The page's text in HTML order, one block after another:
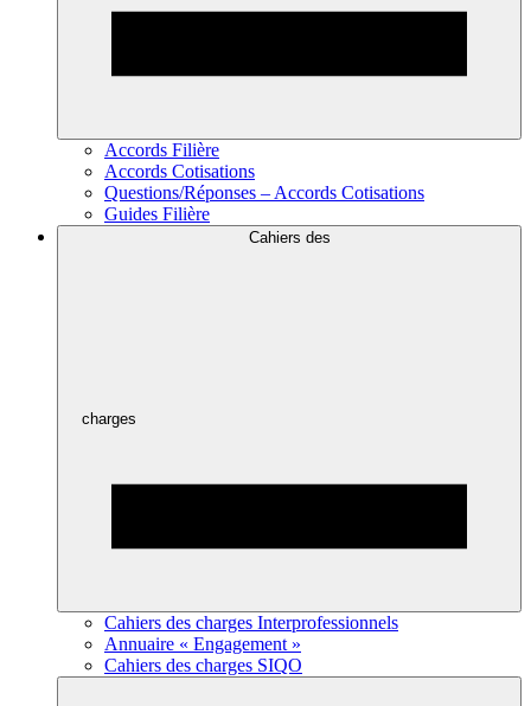
Accords Filière
Accords Cotisations
Questions/Réponses – Accords Cotisations
Guides Filière
Cahiers des
charges
Cahiers des charges Interprofessionnels
Annuaire « Engagement »
Cahiers des charges SIQO